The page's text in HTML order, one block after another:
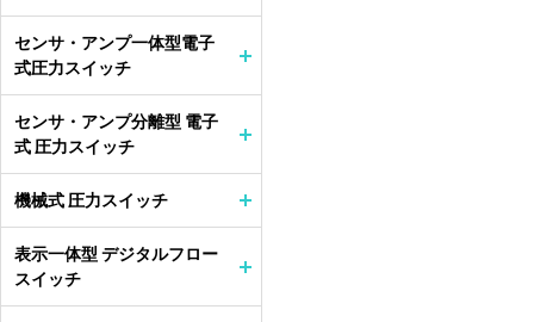
センサ・アンプ一体型電子
式圧力スイッチ
センサ・アンプ分離型 電子
式 圧力スイッチ
機械式 圧力スイッチ
表示一体型 デジタルフロー
スイッチ